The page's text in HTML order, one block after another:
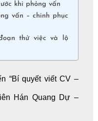
khi phỏng vấn
vấn – chinh phục
thử việc và lộ
“Bí quyết viết CV –
Hán Quang Dự –